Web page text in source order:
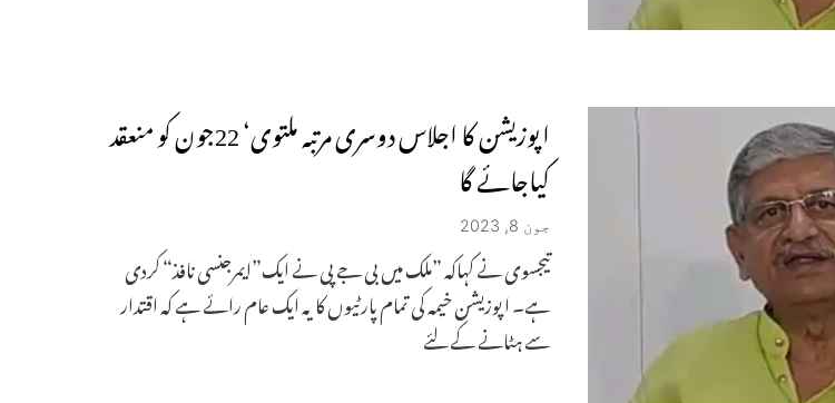
اپوزیشن کا اجلاس دوسری مرتبہ ملتوی‘ 22جون کو منعقد
کیاجائے گا
جون 8, 2023
تیجسوی نے کہاکہ ”ملک میں بی جے پی نے ایک”ایمرجنسی نافذ“ کردی
ہے۔ اپوزیشن خیمہ کی تمام پارٹیوں کا یہ ایک عام رائے ہے کہ اقتدار
سے ہٹانے کے لئے